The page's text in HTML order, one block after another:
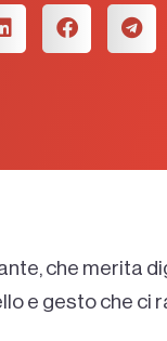
che merita
e gesto che ci